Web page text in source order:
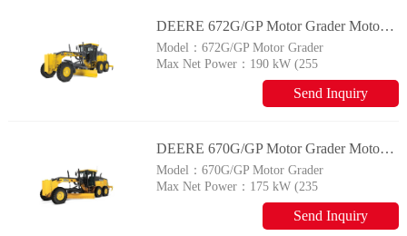
DEERE 672G/GP Motor Grader Motor Graders
Model：672G/GP Motor Grader
Max Net Power： 190 kW (255
Send Inquiry
DEERE 670G/GP Motor Grader Motor Graders
Model：670G/GP Motor Grader
Max Net Power： 175 kW (235
Send Inquiry